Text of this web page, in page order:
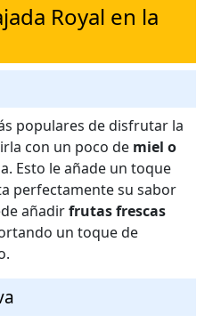
Royal en la
populares de disfrutar la
con un poco de miel o
Esto le añade un toque
perfectamente su sabor
añadirfrutas frescas
un toque de